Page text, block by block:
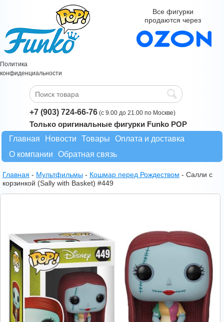
Политика
конфиденциальности
Все фигурки
продаются через
+7 (903) 724-66-76 (с 9.00 до 21.00 по Москве)
Только оригинальные фигурки Funko POP
Главная
Новости Товары
Оплата и доставка
О компании
Обратная связь
Главная - Мультфильмы - Кошмар перед Рождеством - Салли с
корзинкой (Sally with Basket) #449